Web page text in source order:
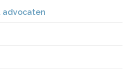
advocaten